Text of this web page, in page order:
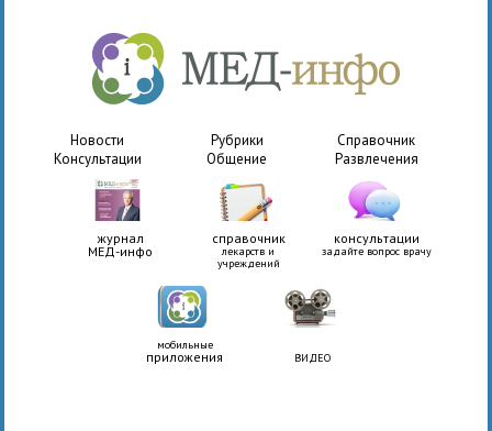
Новости Рубрики
Справочник
Консультации
Общение Развлечения
журнал
МЕД-инфо
справочник
лекарств и
учреждений
консультации
задайте вопрос врачу
мобильные
приложения ВИДЕО